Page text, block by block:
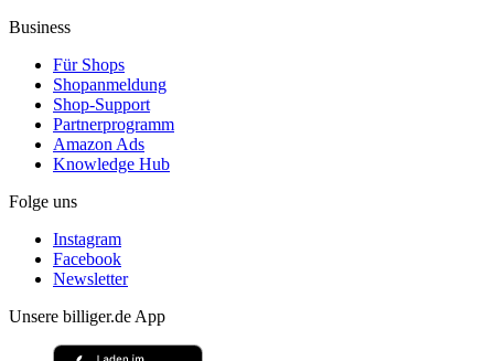
Business
Für Shops
Shopanmeldung
Shop-Support
Partnerprogramm
Amazon Ads
Knowledge Hub
Folge uns
Instagram
Facebook
Newsletter
Unsere billiger.de App